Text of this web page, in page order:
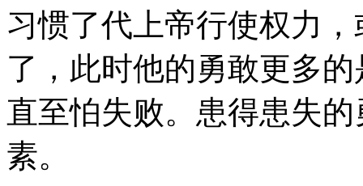
习惯了代上帝行使权力
了，此时他的勇敢更多
直至怕失败。患得患失
素。